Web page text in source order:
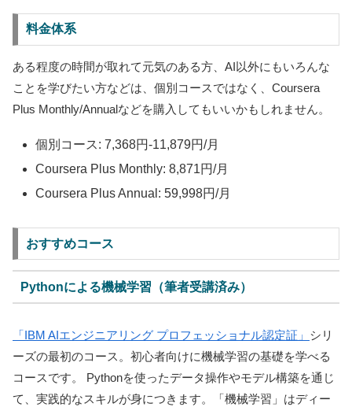
料金体系
ある程度の時間が取れて元気のある方、AI以外にもいろんな
ことを学びたい方などは、個別コースではなく、Coursera
Plus Monthly/Annualなどを購入してもいいかもしれません。
個別コース: 7,368円-11,879円/月
Coursera Plus Monthly: 8,871円/月
Coursera Plus Annual: 59,998円/月
おすすめコース
Pythonによる機械学習（筆者受講済み）
「IBM AIエンジニアリング プロフェッショナル認定証」 シリ
ーズの最初のコース。初心者向けに機械学習の基礎を学べる
コースです。 Pythonを使ったデータ操作やモデル構築を通じ
て、実践的なスキルが身につきます。「機械学習」はディー